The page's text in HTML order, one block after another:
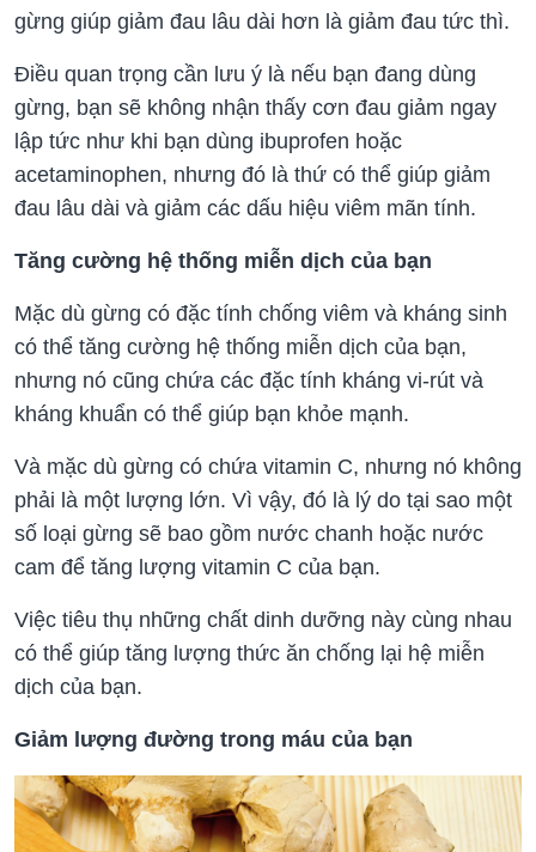
gừng giúp giảm đau lâu dài hơn là giảm đau tức thì.
Điều quan trọng cần lưu ý là nếu bạn đang dùng
gừng, bạn sẽ không nhận thấy cơn đau giảm ngay
lập tức như khi bạn dùng ibuprofen hoặc
acetaminophen, nhưng đó là thứ có thể giúp giảm
đau lâu dài và giảm các dấu hiệu viêm mãn tính.
Tăng cường hệ thống miễn dịch của bạn
Mặc dù gừng có đặc tính chống viêm và kháng sinh
có thể tăng cường hệ thống miễn dịch của bạn,
nhưng nó cũng chứa các đặc tính kháng vi-rút và
kháng khuẩn có thể giúp bạn khỏe mạnh.
Và mặc dù gừng có chứa vitamin C, nhưng nó không
phải là một lượng lớn. Vì vậy, đó là lý do tại sao một
số loại gừng sẽ bao gồm nước chanh hoặc nước
cam để tăng lượng vitamin C của bạn.
Việc tiêu thụ những chất dinh dưỡng này cùng nhau
có thể giúp tăng lượng thức ăn chống lại hệ miễn
dịch của bạn.
Giảm lượng đường trong máu của bạn